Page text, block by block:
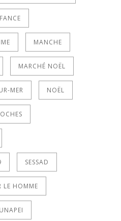
IME MANCHE
MARCHÉ NOËL
MER NOËL
SESSAD
LE HOMME
UNAPEI